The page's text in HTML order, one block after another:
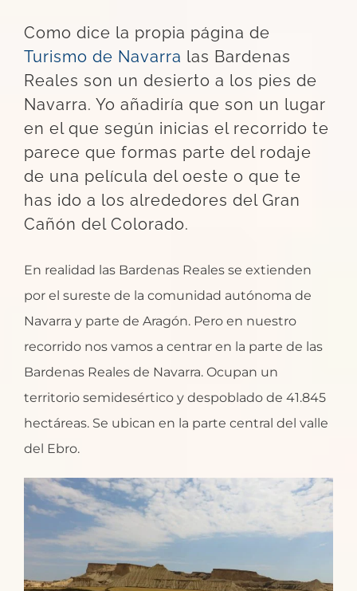
Como dice la propia página de
Turismo de Navarra las Bardenas
Reales son un desierto a los pies de
Navarra. Yo añadiría que son un lugar
en el que según inicias el recorrido te
parece que formas parte del rodaje
de una película del oeste o que te
has ido a los alrededores del Gran
Cañón del Colorado.
En realidad las Bardenas Reales se extienden
por el sureste de la comunidad autónoma de
Navarra y parte de Aragón. Pero en nuestro
recorrido nos vamos a centrar en la parte de las
Bardenas Reales de Navarra. Ocupan un
territorio semidesértico y despoblado de 41.845
hectáreas. Se ubican en la parte central del valle
del Ebro.